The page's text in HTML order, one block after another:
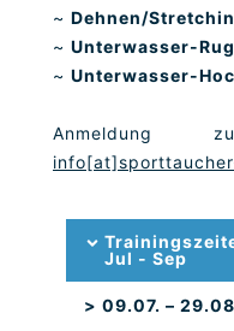
~ Dehnen/
~ Unterwasser-
~ Unterwasser-
Anmeldung
Jul - Sep
> 09.07. –